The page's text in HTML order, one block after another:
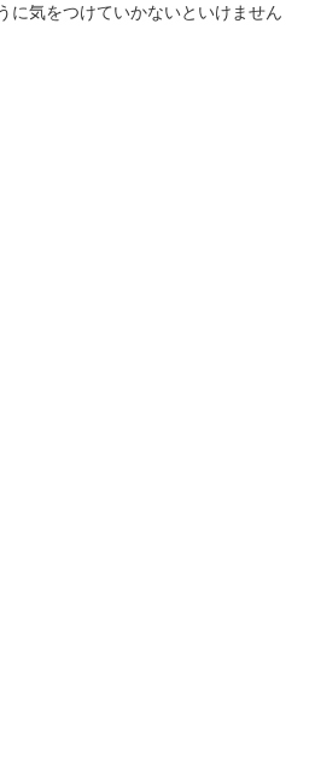
に気をつけていかないといけません